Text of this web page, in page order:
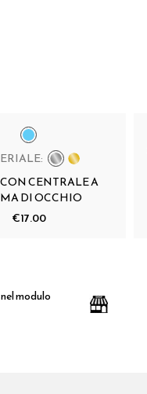
CON CENTRALE A
DI OCCHIO
€17.00
modulo